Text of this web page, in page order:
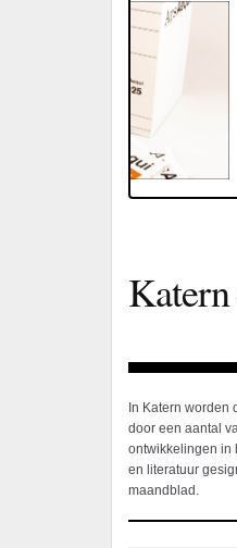
In Katern
door een aantal
ontwikkelingen in
en literatuur
maandblad.